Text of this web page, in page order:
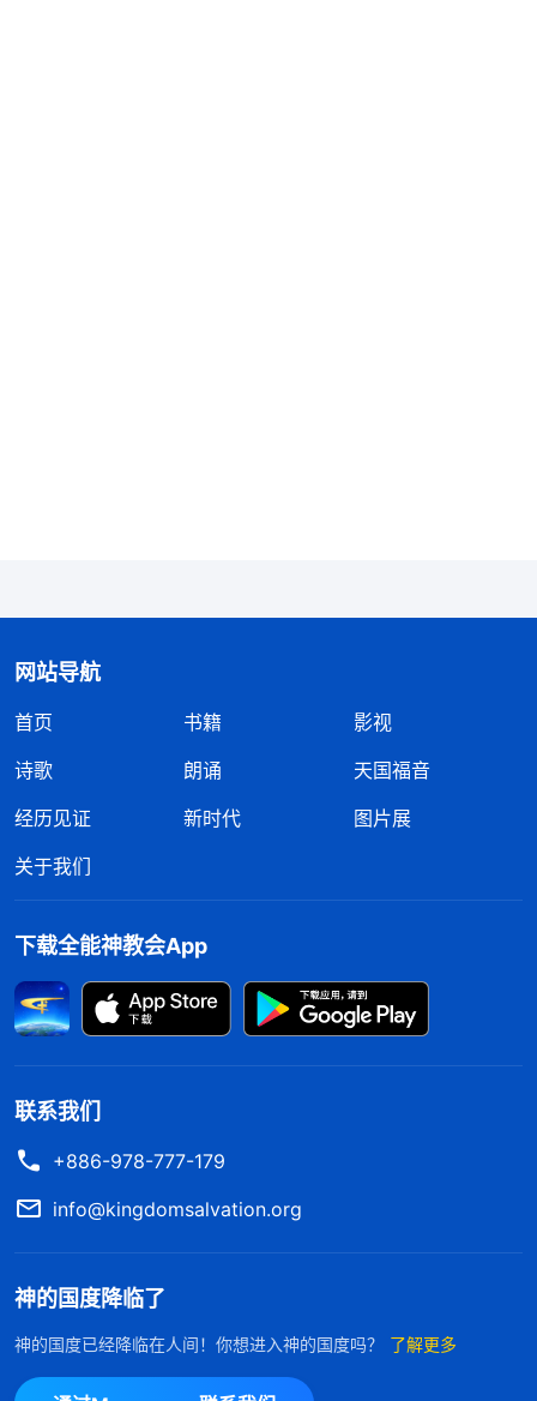
活着，不管做什么都是为了自己得利，即使信神有点
花费付出，也是为了从神得到好处、福气，想以小的
根本不是为了尽受造之物的本分还报神的爱。当自己
的存心欲望得不到满足时，还能消极、发怨言，悖逆
神、抵挡神。看到我们太污秽败坏，没有一点良心理
了。借着经历神的审判刑罚，我们对自己的撒但本性
有了认识，同时也看到神恨恶人的罪，哪里有污秽哪
里就有审判，对神的圣洁实质与公义不容人触犯的性
领下，我们逐渐明白了神的心意和要求，能脚踏实地
地站在受造之物的位置上尽点人的本分了，跟神搞交
易的成分越来越少了，与神的关系越来越近了，败坏
我们能有今天的变化，都是全能神的审判工作在
网站导航
首页 书籍
影视
诗歌
朗诵
天国福音
经历见证
新时代
图片展
关于我们
下载全能神教会App
联系我们
+886-978-777-179
info@kingdomsalvation.org
神的国度降临了
神的国度已经降临在人间！你想进入神的国度吗？ 了解更多